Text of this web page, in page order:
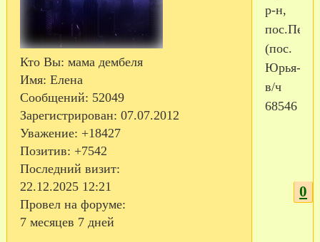
Кто Вы: мама дембеля
Имя: Елена
Сообщений: 52049
Зарегистрирован: 07.07.2012
Уважение: +18427
Позитив: +7542
Последний визит:
22.12.2025 12:21
Провел на форуме:
7 месяцев 7 дней
р-н,
(пос.
Юрья-2),
в/ч
68546
0